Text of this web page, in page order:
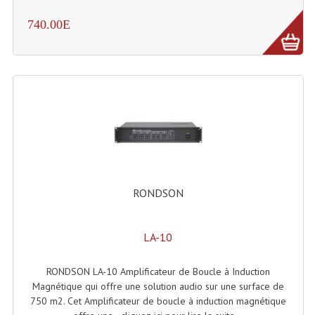
Micro Sans Fil HF VHF 200MHZ
Micros De Studio
Multi-Effets, Reverbes Etc...
Pupitre Pour Discours
Samplers, Échantillonneurs
740.00E
RONDSON
LA-10
RONDSON LA-10 Amplificateur de Boucle à Induction
Magnétique qui offre une solution audio sur une surface de
750 m2. Cet Amplificateur de boucle à induction magnétique